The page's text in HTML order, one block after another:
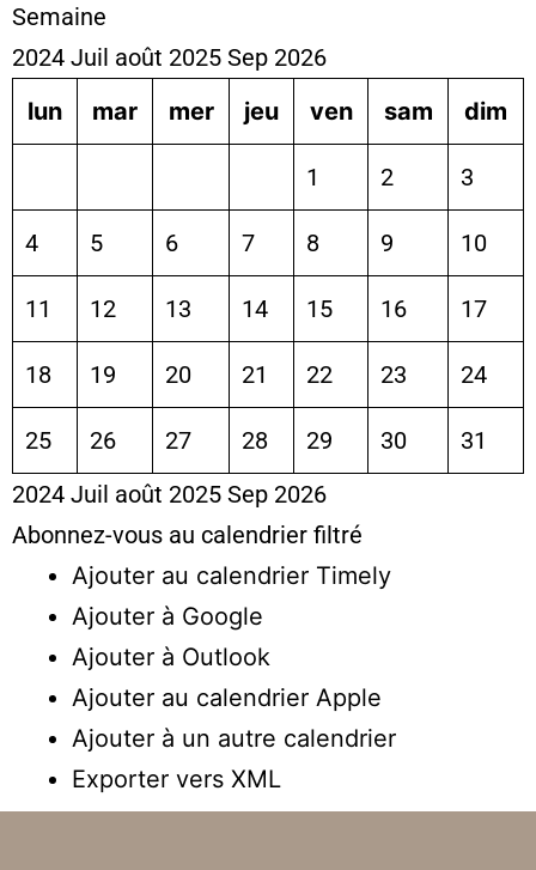
Semaine
2024 Juil août 2025 Sep 2026
lun
mar mer jeu ven sam dim
1 2 3
4 5 6 7 8 9 10
11 12 13 14 15 16 17
18 19 20 21 22 23 24
25 26 27 28 29 30
31
2024 Juil août 2025 Sep 2026
Abonnez-vous au calendrier filtré
Ajouter au calendrier Timely
Ajouter à Google
Ajouter à Outlook
Ajouter au calendrier Apple
Ajouter à un autre calendrier
Exporter vers XML